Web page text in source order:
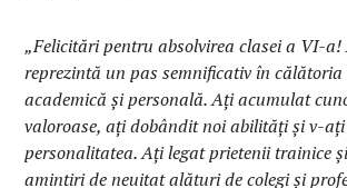
„Felicitări pentru absolvirea clasei a VI-a!
reprezintă un pas semnificativ în călătoria
academică și personală. Ați acumulat
valoroase, ați dobândit noi abilități și v-
personalitatea. Ați legat prietenii trainice
amintiri de neuitat alături de colegi și